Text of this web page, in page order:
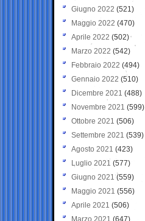
Giugno 2022 (521)
Maggio 2022 (470)
Aprile 2022 (502)
Marzo 2022 (542)
Febbraio 2022 (494)
Gennaio 2022 (510)
Dicembre 2021 (488)
Novembre 2021 (599)
Ottobre 2021 (506)
Settembre 2021 (539)
Agosto 2021 (423)
Luglio 2021 (577)
Giugno 2021(559)
Maggio 2021 (556)
Aprile 2021 (506)
Marzo 2021 (647)